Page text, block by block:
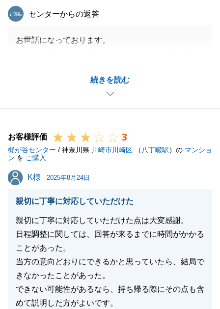
続きを読む
東急リバブル
センターからの返答
お世話になっております。
E様にはお仕事大変お忙しくされていらっしゃる中、
いつも早急にお手続きご対応いただき大変助かりまし
た。
大変嬉しく思います。
今後もまた何かございましたらお気軽にご相談くださ
いませ。
引き続き、何卒宜しくお願いいたします。
閉じる
お客様評価 3
梶が谷センター / 神奈川県 川崎市川崎区 （ 八丁畷駅）の マンショ
ン を ご購入
K様
K様 2025年8月24日
親切に丁寧に対応していただけた
親切に丁寧に対応していただけた点は大変感謝。
日程調整に関しては、回答が来るまでに時間がかかる
ことがあった。
当方の意向どおりにできるかと思っていたら、結局で
きなかったことがあった。
できない可能性があるなら、持ち帰る際にその点も含
めて説明した方がよいです。